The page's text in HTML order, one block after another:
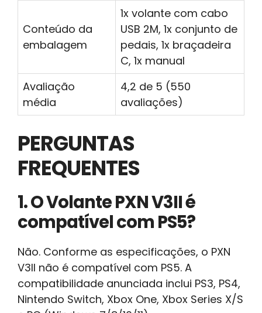
Conteúdo da
embalagem
1x volante com cabo
USB 2M, 1x conjunto de
pedais, 1x braçadeira
C, 1x manual
Avaliação
média
4,2 de 5 (550
avaliações)
PERGUNTAS
FREQUENTES
1. O Volante PXN V3II é
compatível com PS5?
Não. Conforme as especificações, o PXN
V3II não é compatível com PS5. A
compatibilidade anunciada inclui PS3, PS4,
Nintendo Switch, Xbox One, Xbox Series X/S